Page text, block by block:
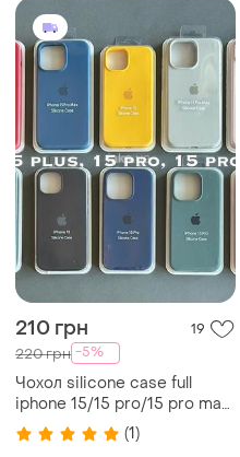
210 грн 19
220 грн -5%
Чохол silicone case full
iphone 15/15 pro/15 pro max/
15 plus силіконовий кейс
(1)